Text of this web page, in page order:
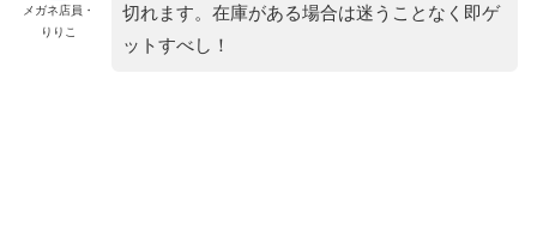
メガネ店員・
りりこ
切れます。在庫がある場合は迷うことなく即ゲ
ットすべし！